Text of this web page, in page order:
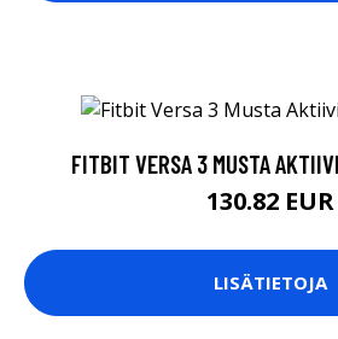
FITBIT VERSA 3 MUSTA
130.82 EUR
LISÄTIETOJA